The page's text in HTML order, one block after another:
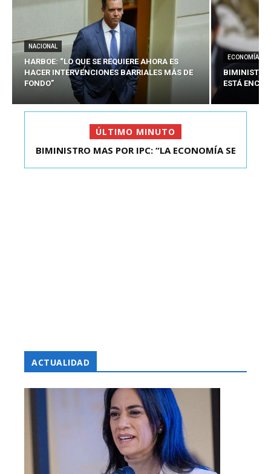
NACIONAL
HARBOE: “LO QUE SE REQUIERE AHORA ES
HACER INTERVENCIONES BARRIALES MÁS DE
FONDO”
ECONOMÍA
BIMINISTRO
ESTÁ
ÚLTIMO MINUTO
KAST SE REUNIÓ CON EL PRESIDENTE ELECTO DE
BIMINISTRO MAS POR IPC: “LA ECONOMÍA SE
ACTUALIDAD